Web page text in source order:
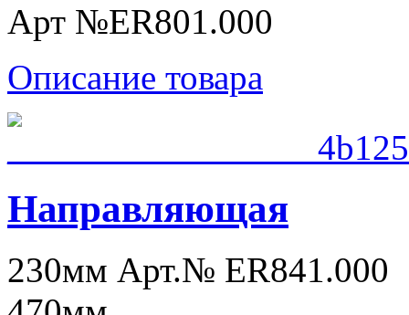
Арт №ER801.000
Описание товара
Направляющая
230мм Арт.№ ER841.000